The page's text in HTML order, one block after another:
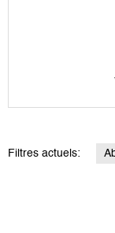
Filtres actuels: